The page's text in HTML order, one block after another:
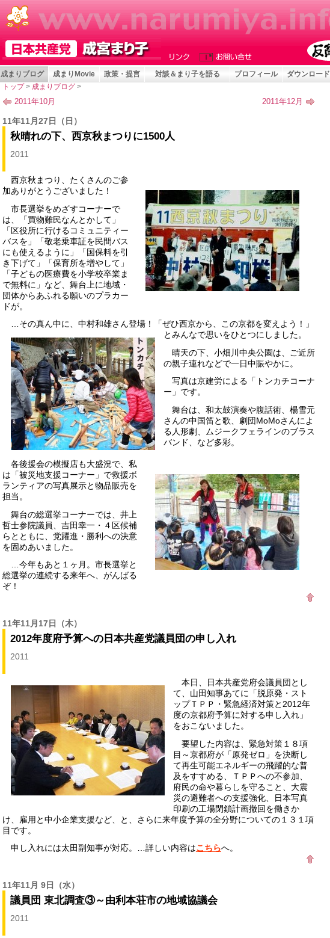
成まりブログ 成まりMovie 政策・提言 対談＆まり子を語る プロフィール ダウンロード
トップ> 成まりブログ >
2011年10月 2011年12月
11年11月27日 （日）
秋晴れの下、西京秋まつりに1500人
2011
西京秋まつり、たくさんのご参
加ありがとうございました！
市長選挙をめざすコーナーで
は、「買物難民なんとかして」
「区役所に行けるコミュニティー
バスを」「敬老乗車証を民間バス
にも使えるように」「国保料を引
き下げて」「保育所を増やして」
「子どもの医療費を小学校卒業ま
で無料に」など、舞台上に地域・
団体からあふれる願いのプラカー
ドが。
…その真ん中に、中村和雄さん登場！「ぜひ西京から、この京都を変えよう！」
とみんなで思いをひとつにしました。
晴天の下、小畑川中央公園は、ご近所
の親子連れなどで一日中賑やかに。
写真は京建労による「トンカチコーナ
ー」です。
舞台は、和太鼓演奏や腹話術、楊雪元
さんの中国笛と歌、劇団MoMoさんによ
る人形劇、ムジークフェラインのブラス
バンド、など多彩。
各後援会の模擬店も大盛況で、私
は「被災地支援コーナー」で救援ボ
ランティアの写真展示と物品販売を
担当。
舞台の総選挙コーナーでは、井上
哲士参院議員、吉田幸一・４区候補
らとともに、党躍進・勝利への決意
を固めあいました。
…今年もあと１ヶ月。市長選挙と
総選挙の連続する来年へ、がんばる
ぞ！
11年11月17日 （木）
2012年度府予算への日本共産党議員団の申し入れ
2011
本日、日本共産党府会議員団とし
て、山田知事あてに「脱原発・スト
ップＴＰＰ・緊急経済対策と2012年
度の京都府予算に対する申し入れ」
をおこないました。
要望した内容は、緊急対策１８項
目～京都府が「原発ゼロ」を決断し
て再生可能エネルギーの飛躍的な普
及をすすめる、ＴＰＰへの不参加、
府民の命や暮らしを守ること、大震
災の避難者への支援強化、日本写真
印刷の工場閉鎖計画撤回を働きか
け、雇用と中小企業支援など、と、さらに来年度予算の全分野についての１３１項
目です。
申し入れには太田副知事が対応。…詳しい内容はこちらへ。
11年11月 9日 （水）
議員団 東北調査③～由利本荘市の地域協議会
2011